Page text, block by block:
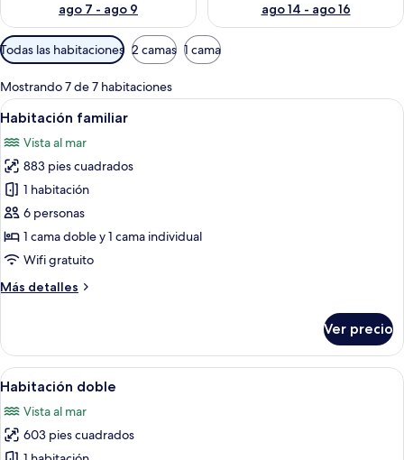
ago 7 - ago 9
ago 14 - ago 16
Filtros
disponibles
para
las
habitaciones
Todas las habitaciones 2 camas 1 cama
Mostrando 7 de 7 habitaciones
Abrir
todas
las
fotos
de
Habitación
familiar
Habitación de hotel con dos camas,
6
Habitación familiar
Vista al mar
883 pies cuadrados
1 habitación
6 personas
1 cama doble y 1 cama individual
Wifi gratuito
Más detalles
Más
familiar
Ver precio
Abrir
todas
las
fotos
Habitación de hotel con cama,
6
Habitación doble
Vista al mar
603 pies cuadrados